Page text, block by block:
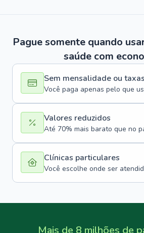
Pague somente quando
saúde com
Sem mensalidade ou taxas
Você paga apenas pelo que
Valores reduzidos
Até 70% mais barato que no
Clínicas particulares
Você escolhe onde ser
Mais de 8 milhões de